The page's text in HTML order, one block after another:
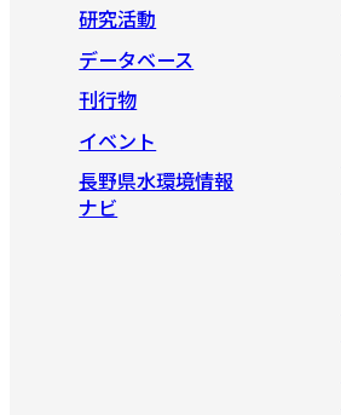
研究活動
データベース
刊行物
イベント
長野県水環境情報
ナビ